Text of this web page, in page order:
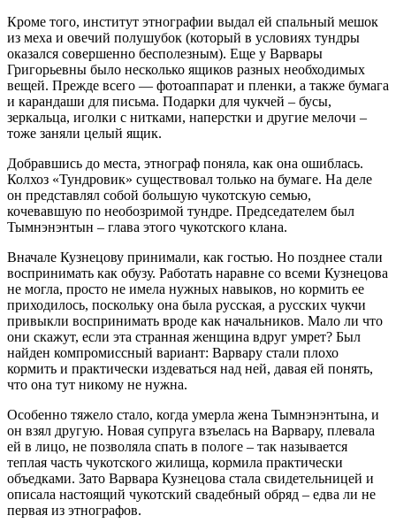
Кроме того, институт этнографии выдал ей спальный мешок
из меха и овечий полушубок (который в условиях тундры
оказался совершенно бесполезным). Еще у Варвары
Григорьевны было несколько ящиков разных необходимых
вещей. Прежде всего — фотоаппарат и пленки, а также бумага
и карандаши для письма. Подарки для чукчей – бусы,
зеркальца, иголки с нитками, наперстки и другие мелочи –
тоже заняли целый ящик.
Добравшись до места, этнограф поняла, как она ошиблась.
Колхоз «Тундровик» существовал только на бумаге. На деле
он представлял собой большую чукотскую семью,
кочевавшую по необозримой тундре. Председателем был
Тымнэнэнтын – глава этого чукотского клана.
Вначале Кузнецову принимали, как гостью. Но позднее стали
воспринимать как обузу. Работать наравне со всеми Кузнецова
не могла, просто не имела нужных навыков, но кормить ее
приходилось, поскольку она была русская, а русских чукчи
привыкли воспринимать вроде как начальников. Мало ли что
они скажут, если эта странная женщина вдруг умрет? Был
найден компромиссный вариант: Варвару стали плохо
кормить и практически издеваться над ней, давая ей понять,
что она тут никому не нужна.
Особенно тяжело стало, когда умерла жена Тымнэнэнтына, и
он взял другую. Новая супруга взъелась на Варвару, плевала
ей в лицо, не позволяла спать в пологе – так называется
теплая часть чукотского жилища, кормила практически
объедками. Зато Варвара Кузнецова стала свидетельницей и
описала настоящий чукотский свадебный обряд – едва ли не
первая из этнографов.